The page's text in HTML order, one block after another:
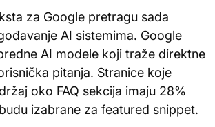
za Google pretragu sada
AI sistemima. Google
AI modele koji traže direktne
pitanja. Stranice koje
oko FAQ sekcija imaju 28%
izabrane za featured snippet.